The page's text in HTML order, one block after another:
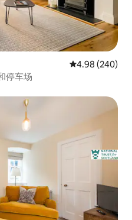
平均评分 4.98
4.98 (240)
停车场